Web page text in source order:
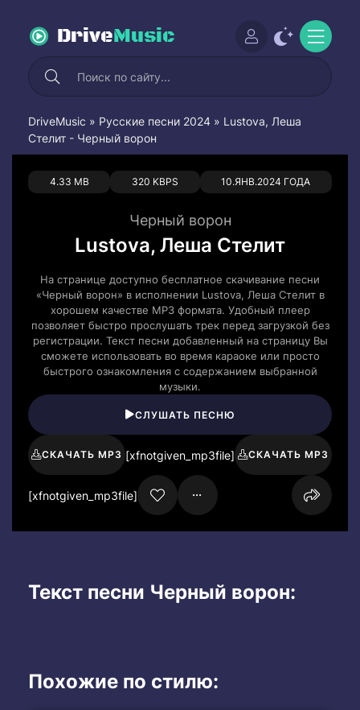
DriveMusic
DriveMusic » Русские песни 2024 » Lustova, Леша
Стелит - Черный ворон
4.33 MB 320 KBPS 10.ЯНВ.2024 ГОДА
0 0
Черный ворон
Lustova, Леша Стелит
На странице доступно бесплатное скачивание песни
«Черный ворон» в исполнении Lustova, Леша Стелит в
хорошем качестве MP3 формата. Удобный плеер
позволяет быстро прослушать трек перед загрузкой без
регистрации. Текст песни добавленный на страницу Вы
сможете использовать во время караоке или просто
быстрого ознакомления с содержанием выбранной
музыки.
СЛУШАТЬ ПЕСНЮ
СКАЧАТЬ MP3 [xfnotgiven_mp3file] СКАЧАТЬ MP3
[xfnotgiven_mp3file]
Текст песни Черный ворон:
Похожие по стилю: